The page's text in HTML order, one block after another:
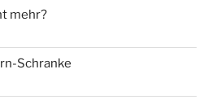
mehr?
Schranke